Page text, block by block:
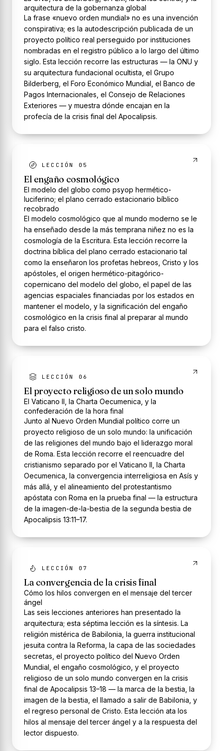
arquitectura de la gobernanza global
La frase «nuevo orden mundial» no es una invención
conspirativa; es la autodescripción publicada de un
proyecto político real perseguido por instituciones
nombradas en el registro público a lo largo del último
siglo. Esta lección recorre las estructuras — la ONU y
su arquitectura fundacional ocultista, el Grupo
Bilderberg, el Foro Económico Mundial, el Banco de
Pagos Internacionales, el Consejo de Relaciones
Exteriores — y muestra dónde encajan en la
profecía de la crisis final del Apocalipsis.
LECCIÓN 05
El engaño cosmológico
El modelo del globo como psyop hermético-
luciferino; el plano cerrado estacionario bíblico
recobrado
El modelo cosmológico que al mundo moderno se le
ha enseñado desde la más temprana niñez no es la
cosmología de la Escritura. Esta lección recorre la
doctrina bíblica del plano cerrado estacionario tal
como la enseñaron los profetas hebreos, Cristo y los
apóstoles, el origen hermético-pitagórico-
copernicano del modelo del globo, el papel de las
agencias espaciales financiadas por los estados en
mantener el modelo, y la significación del engaño
cosmológico en la crisis final al preparar al mundo
para el falso cristo.
LECCIÓN 06
El proyecto religioso de un solo mundo
El Vaticano II, la Charta Oecumenica, y la
confederación de la hora final
Junto al Nuevo Orden Mundial político corre un
proyecto religioso de un solo mundo: la unificación
de las religiones del mundo bajo el liderazgo moral
de Roma. Esta lección recorre el reencuadre del
cristianismo separado por el Vaticano II, la Charta
Oecumenica, la convergencia interreligiosa en Asís y
más allá, y el alineamiento del protestantismo
apóstata con Roma en la prueba final — la estructura
de la imagen-de-la-bestia de la segunda bestia de
Apocalipsis 13:11–17.
LECCIÓN 07
La convergencia de la crisis final
Cómo los hilos convergen en el mensaje del tercer
ángel
Las seis lecciones anteriores han presentado la
arquitectura; esta séptima lección es la síntesis. La
religión mistérica de Babilonia, la guerra institucional
jesuita contra la Reforma, la capa de las sociedades
secretas, el proyecto político del Nuevo Orden
Mundial, el engaño cosmológico, y el proyecto
religioso de un solo mundo convergen en la crisis
final de Apocalipsis 13–18 — la marca de la bestia, la
imagen de la bestia, el llamado a salir de Babilonia, y
el regreso personal de Cristo. Esta lección ata los
hilos al mensaje del tercer ángel y a la respuesta del
lector dispuesto.